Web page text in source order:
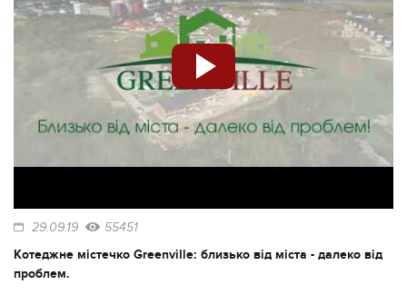
29.09.19 55451
Котеджне містечко Greenville: близько від міста - далеко від
проблем.